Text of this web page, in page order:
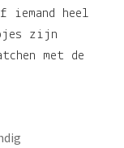
heel
zijn
met de